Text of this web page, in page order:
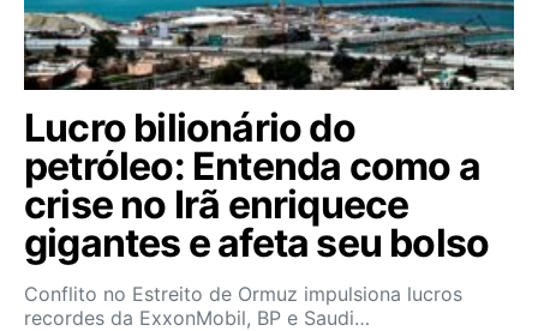
Lucro bilionário do
petróleo: Entenda como a
crise no Irã enriquece
gigantes e afeta seu bolso
Conflito no Estreito de Ormuz impulsiona lucros
recordes da ExxonMobil, BP e Saudi…